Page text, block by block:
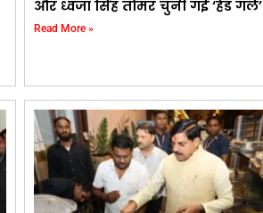
और ध्वजा सिंह तोमर चुनी गईं ‘हेड गर्ल’
Read More »